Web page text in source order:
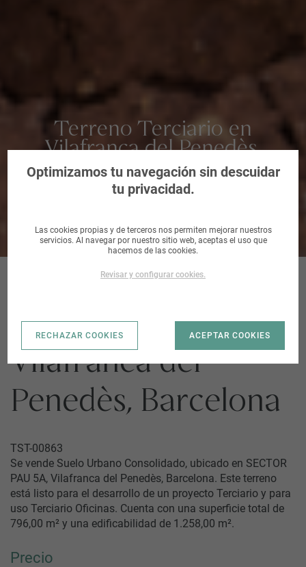
Terreno Terciario en
Vilafranca del Penedès,
Barcelona
SECTOR PAU 5A |
Vilafranca del
Penedès, Barcelona
TST-00863
Se vende Suelo Urbano Consolidado, ubicado en SECTOR
PAU 5A, Vilafranca del Penedès, Barcelona. Este terreno
está listo para el desarrollo de un proyecto Terciario y para
uso Terciario Oficinas. Cuenta con una superficie total de
796,00 m² y una edificabilidad de 1.258,00 m².
Precio
Optimizamos tu navegación sin descuidar
tu privacidad.
Las cookies propias y de terceros nos permiten mejorar nuestros
servicios. Al navegar por nuestro sitio web, aceptas el uso que
hacemos de las cookies.
Revisar y configurar cookies.
RECHAZAR COOKIES ACEPTAR COOKIES